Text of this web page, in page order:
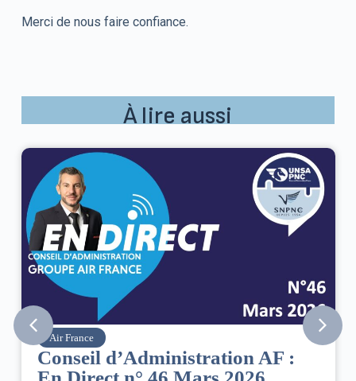
Merci de nous faire confiance.
À lire aussi
Air France
Conseil d’Administration AF :